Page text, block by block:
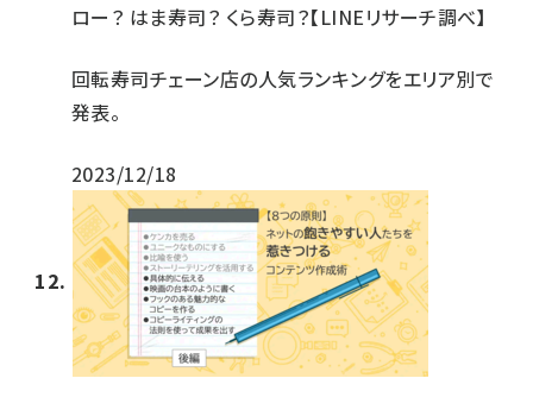
ロー？ はま寿司？ くら寿司？【LINEリサーチ調べ】
回転寿司チェーン店の人気ランキングをエリア別で
発表。
2023/12/18